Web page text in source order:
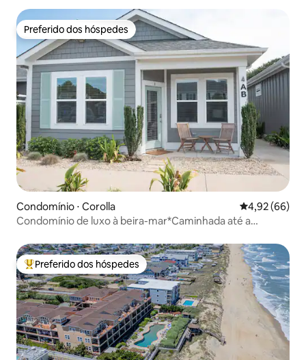
Preferido dos hóspedes
Preferido dos hóspedes
Condomínio ⋅ Corolla 4,92 de uma
4,92 (66)
Condomínio de luxo à beira-mar*Caminhada até a
Entre os melhores preferidos dos hóspedes
Preferido dos hóspedes